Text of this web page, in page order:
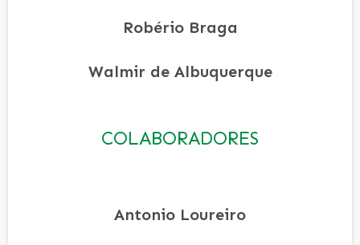
Robério Braga
Walmir de Albuquerque
COLABORADORES
Antonio Loureiro